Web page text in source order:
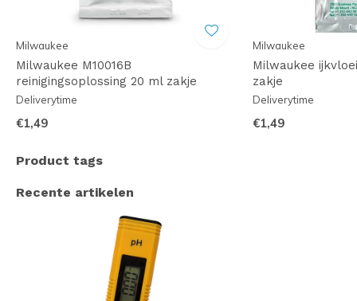
Milwaukee
Milwaukee M10016B
reinigingsoplossing 20 ml zakje
Deliverytime
€1,49
Milwaukee
Milwaukee
zakje
Deliverytime
€1,49
Product tags
Recente artikelen